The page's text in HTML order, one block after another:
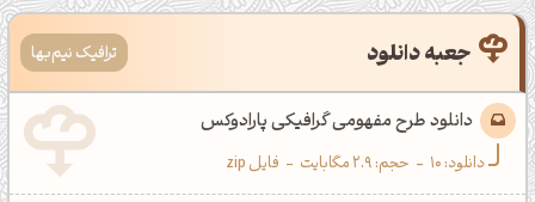
جعبه دانلود ترافیک نیم‌بها
دانلود طرح مفهومی گرافیکی پارادوکس
دانلود:10
- حجم: 2.9 مگابایت - فایل zip
شبت بخیر❤️
کپل‌آرت رو دنبال کن!